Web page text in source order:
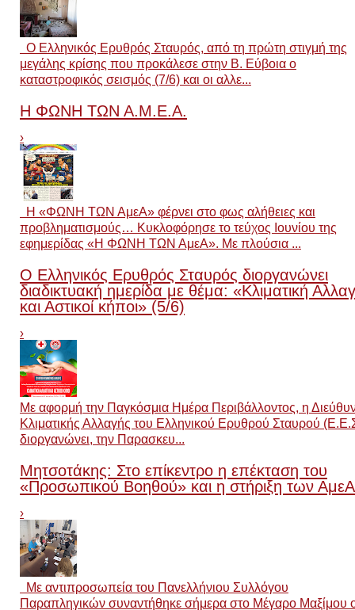
O Ελληνικός Ερυθρός Σταυρός, από τη πρώτη στιγμή της
μεγάλης κρίσης που προκάλεσε στην Β. Εύβοια ο
καταστροφικός σεισμός (7/6) και οι αλλε...
Η ΦΩΝΗ ΤΩΝ Α.Μ.Ε.Α.
›
Η «ΦΩΝΗ ΤΩΝ ΑμεΑ» φέρνει στο φως αλήθειες και
προβληματισμούς… Κυκλοφόρησε το τεύχος Ιουνίου της
εφημερίδας «Η ΦΩΝΗ ΤΩΝ ΑμεΑ». Με πλούσια ...
Ο Ελληνικός Ερυθρός Σταυρός διοργανώνει
διαδικτυακή ημερίδα με θέμα: «Κλιματική
και Αστικoί κήποι» (5/6)
›
Με αφορμή την Παγκόσμια Ημέρα Περιβάλλοντος, η
Κλιματικής Αλλαγής του Ελληνικού Ερυθρού Σταυρού
διοργανώνει, την Παρασκευ...
Μητσοτάκης: Στο επίκεντρο η επέκταση του
«Προσωπικού Βοηθού» και η στήριξη των ΑμεΑ
›
Με αντιπροσωπεία του Πανελλήνιου Συλλόγου
Παραπληγικών συναντήθηκε σήμερα στο Μέγαρο Μαξίμου